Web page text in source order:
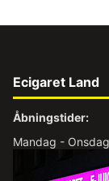
Ecigaret Land
Åbningstider:
Mandag -